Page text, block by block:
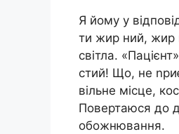
Я йому у
ти жир ний, жир
світла.
стий! Що, не
вільне місце,
Повертаюся до
обожнювання.